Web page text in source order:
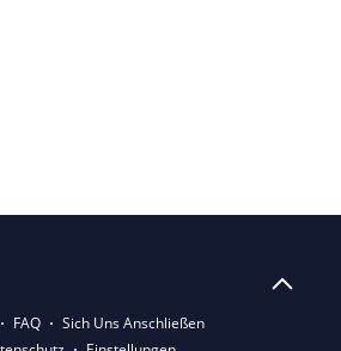
FAQ
Sich Uns Anschließen